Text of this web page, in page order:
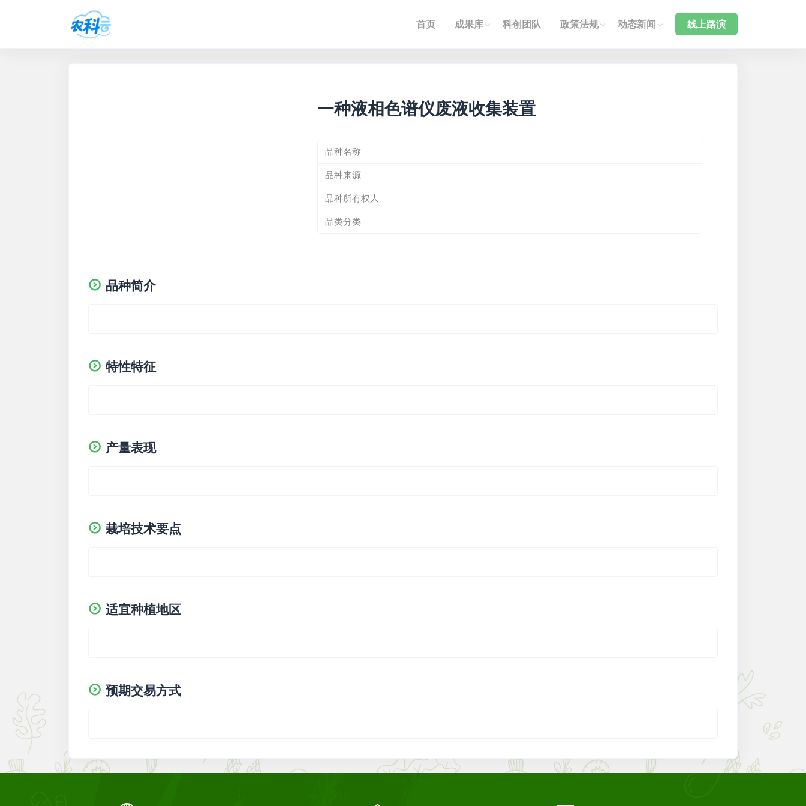
首页 成果库 科创团队 政策法规 动态新闻 线上路演
一种液相色谱仪废液收集装置
品种名称
品种来源
品种所有权人
品类分类
品种简介
特性特征
产量表现
栽培技术要点
适宜种植地区
预期交易方式